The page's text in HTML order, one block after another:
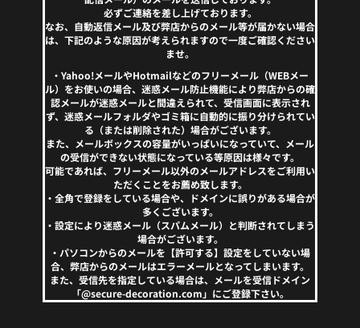
必ずご連絡を差し上げております。
なお、自動返信メール及び弊店からのメール等が届かない場合
は、下記のような原因が考えられますので一度ご確認ください
ませ。
・Yahoo!メールやHotmailなどのフリーメール（WEBメー
ル）をお使いの場合、迷惑メール防止機能により弊店からの確
認メールが迷惑メールと間違えられて、受信画面に表示され
ず、迷惑メールフォルダやゴミ箱に自動的に振り分けられてい
る（または削除された）場合がございます。
また、メールボックスの容量がいっぱいになっていて、メール
の受信ができない状態になっている等原因は様々です。
可能であれば、フリーメール以外のメールアドレスをご利用い
ただくことをお薦め致します。
・全角で登録をしている場合や、ドメインに誤りがある場合が
多くございます。
・設定により迷惑メール（スパムメール）と判断されてしまう
場合がございます。
・パソコンからのメールを【許可する】設定をしていない場
合、弊店からのメールはエラーメールとなってしまいます。
また、受信先を指定している場合は、メールを受信ドメイン
「@secure-decoration.com」にご登録下さい。